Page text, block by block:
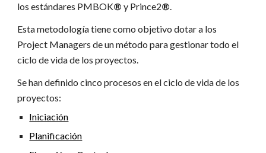
los estándares PMBOK® y Prince2®.
Esta metodología tiene como objetivo dotar a los
Project Managers de un método para gestionar todo el
ciclo de vida de los proyectos.
Se han definido cinco procesos en el ciclo de vida de los
proyectos:
Iniciación
Planificación